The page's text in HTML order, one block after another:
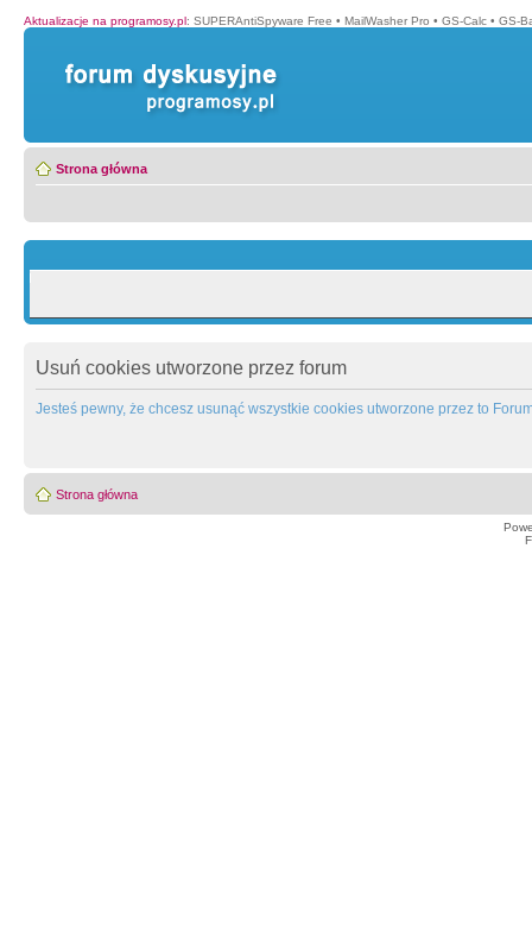
Aktualizacje na programosy.pl: SUPERAntiSpyware Free • MailWasher Pro • GS-Calc • GS-
Strona główna
Usuń cookies utworzone przez forum
Jesteś pewny, że chcesz usunąć wszystkie cookies utworzone przez to
Strona główna